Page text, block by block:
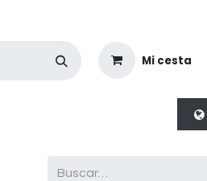
Mi cesta